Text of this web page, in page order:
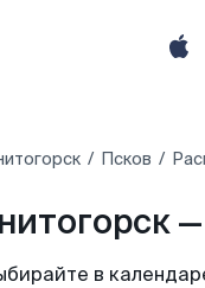
Псков
—
в